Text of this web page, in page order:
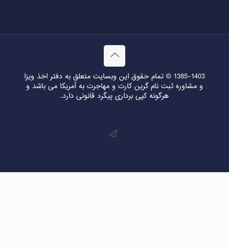
1385-1403 © تمام حقوق این وبسایت متعلق به دفتر اخذ ویزا
و مشاوره ثبت نام گرین کارت و مهاجرت به آمریکا می باشد و
هرگونه کپی برداری پیگرد قانونی دارد.